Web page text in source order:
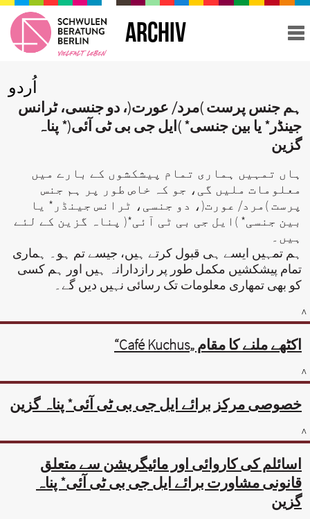
ARCHIV
اُردو
ہم جنس پرست )مرد/ عورت(، دو جنسی، ٹرانس
جینڈر* یا بین جنسی* )ایل جی بی ٹی آئی(* پناہ
گزین
ہاں تمہیں ہماری تمام پیشکشوں کے بارے میں
معلومات ملیں گی، جو کہ خاص طور پر ہم جنس
پرست )مرد/ عورت(، دو جنسی، ٹرانس جینڈر* یا
بین جنسی* )ایل جی بی ٹی آئی*( پناہ گزین کے لئے
ہیں۔
ہم تمہیں ایسے ہی قبول کرتے ہیں، جیسے تم ہو۔ ہماری
تمام پیشکشیں مکمل طور پر رازدارانہ ہیں اور ہم کسی
کو بھی تمھاری معلومات تک رسائی نہیں دیں گے۔
^
اکٹھے ملنے کا مقام „Café Kuchus“
^
خصوصی مرکز برائے ایل جی بی ٹی آئی* پناہ گزین
^
اسائلم کی کاروائی اور مائیگریشن سے متعلق
قانونی مشاورت برائے ایل جی بی ٹی آئی* پناہ
گزین